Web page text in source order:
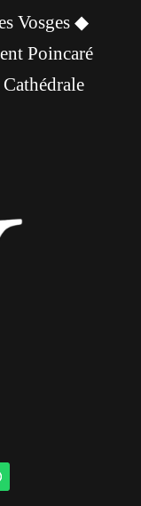
Vosges ◆
Poincaré